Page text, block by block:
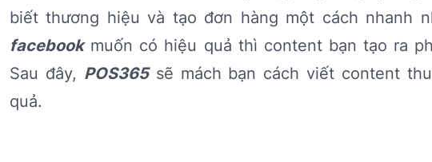
biết thương hiệu và tạo đơn hàng một cách nhanh
facebookmuốn có hiệu quả thì content bạn tạo ra
Sau đây, POS365sẽ mách bạn cách viết content
quả.